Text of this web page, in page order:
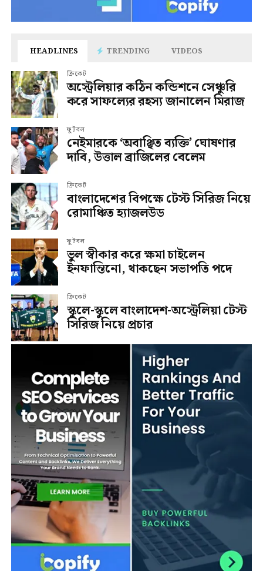
HEADLINES TRENDING VIDEOS
ক্রিকেট
অস্ট্রেলিয়ার কঠিন কন্ডিশনে সেঞ্চুরি
করে সাফল্যের রহস্য জানালেন মিরাজ
ফুটবল
নেইমারকে ‘অবাঞ্ছিত ব্যক্তি’ ঘোষণার
দাবি, উত্তাল ব্রাজিলের বেলেম
ক্রিকেট
বাংলাদেশের বিপক্ষে টেস্ট সিরিজ নিয়ে
রোমাঞ্চিত হ্যাজলউড
ফুটবল
ভুল স্বীকার করে ক্ষমা চাইলেন
ইনফান্তিনো, থাকছেন সভাপতি পদে
ক্রিকেট
স্কুলে-স্কুলে বাংলাদেশ-অস্ট্রেলিয়া টেস্ট
সিরিজ নিয়ে প্রচার